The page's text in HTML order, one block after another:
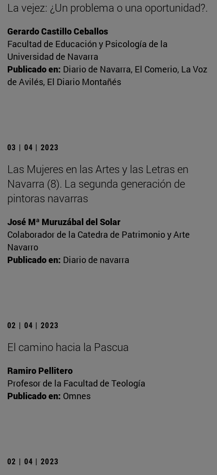
La vejez: ¿Un problema o una oportunidad?.
Gerardo Castillo Ceballos
Facultad de Educación y Psicología de la
Universidad de Navarra
Publicado en: Diario de Navarra, El Comerio, La Voz
de Avilés, El Diario Montañés
03 | 04 | 2023
Las Mujeres en las Artes y las Letras en
Navarra (8). La segunda generación de
pintoras navarras
José Mª Muruzábal del Solar
Colaborador de la Catedra de Patrimonio y Arte
Navarro
Publicado en: Diario de navarra
02 | 04 | 2023
El camino hacia la Pascua
Ramiro Pellitero
Profesor de la Facultad de Teología
Publicado en: Omnes
02 | 04 | 2023